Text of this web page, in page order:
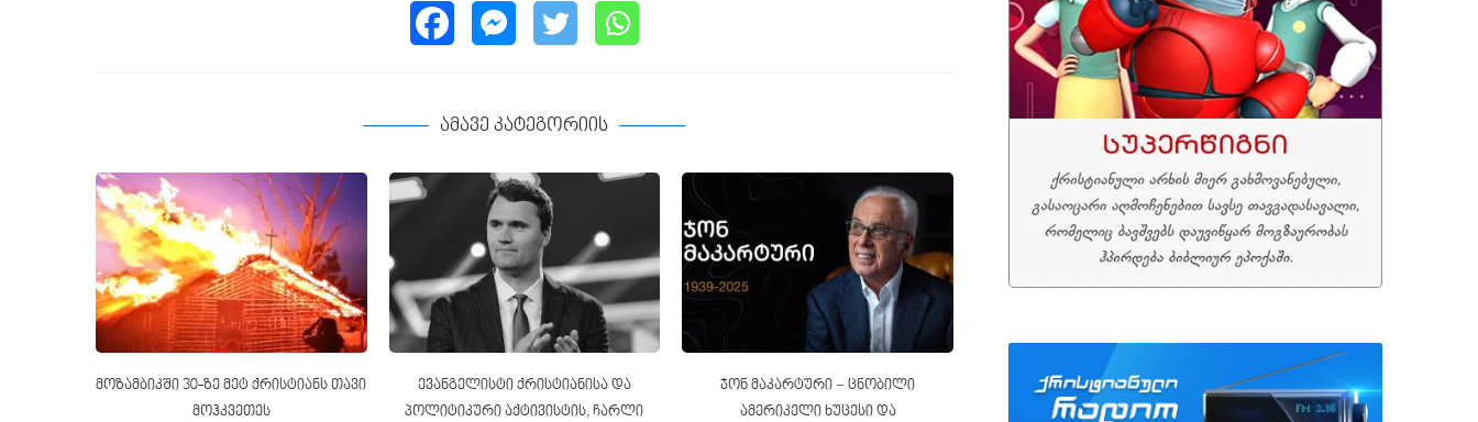
ამავე კატეგორიის
მოზამბიკში 30-ზე მეტ ქრისტიანს თავი
მოჰკვეთეს
ევანგელისტი ქრისტიანისა და
პოლიტიკური აქტივისტის, ჩარლი
ჯონ მაკარტური − ცნობილი
ამერიკელი ხუცესი და
ტელემახარებელი ჯიმი სვაგერტი 90
წლის ასაკში გარდაიცვალა
ქრისტიანმა რეპერმა
„გრემის“ კიდევ ორი ჯილდო